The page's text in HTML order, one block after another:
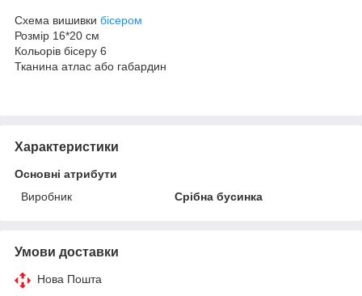
Схема вишивки бісером
Розмір 16*20 см
Кольорів бісеру 6
Тканина атлас або габардин
Характеристики
Основні атрибути
Виробник
Срібна бусинка
Умови доставки
Нова Пошта